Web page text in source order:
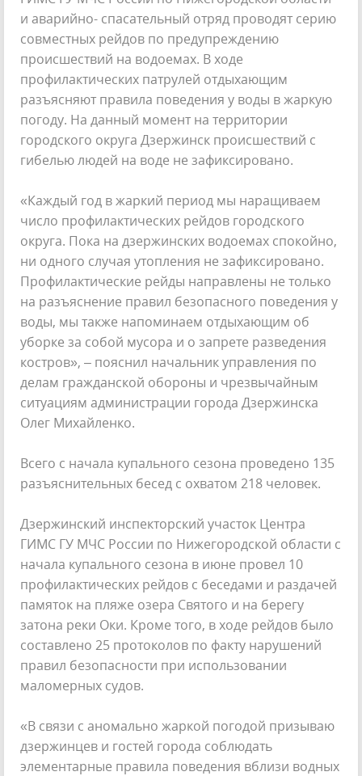
и аварийно- спасательный отряд проводят серию
совместных рейдов по предупреждению
происшествий на водоемах. В ходе
профилактических патрулей отдыхающим
разъясняют правила поведения у воды в жаркую
погоду. На данный момент на территории
городского округа Дзержинск происшествий с
гибелью людей на воде не зафиксировано.
«Каждый год в жаркий период мы наращиваем
число профилактических рейдов городского
округа. Пока на дзержинских водоемах спокойно,
ни одного случая утопления не зафиксировано.
Профилактические рейды направлены не только
на разъяснение правил безопасного поведения у
воды, мы также напоминаем отдыхающим об
уборке за собой мусора и о запрете разведения
костров», – пояснил начальник управления по
делам гражданской обороны и чрезвычайным
ситуациям администрации города Дзержинска
Олег Михайленко.
Всего с начала купального сезона проведено 135
разъяснительных бесед с охватом 218 человек.
Дзержинский инспекторский участок Центра
ГИМС ГУ МЧС России по Нижегородской области с
начала купального сезона в июне провел 10
профилактических рейдов с беседами и раздачей
памяток на пляже озера Святого и на берегу
затона реки Оки. Кроме того, в ходе рейдов было
составлено 25 протоколов по факту нарушений
правил безопасности при использовании
маломерных судов.
«В связи с аномально жаркой погодой призываю
дзержинцев и гостей города соблюдать
элементарные правила поведения вблизи водных